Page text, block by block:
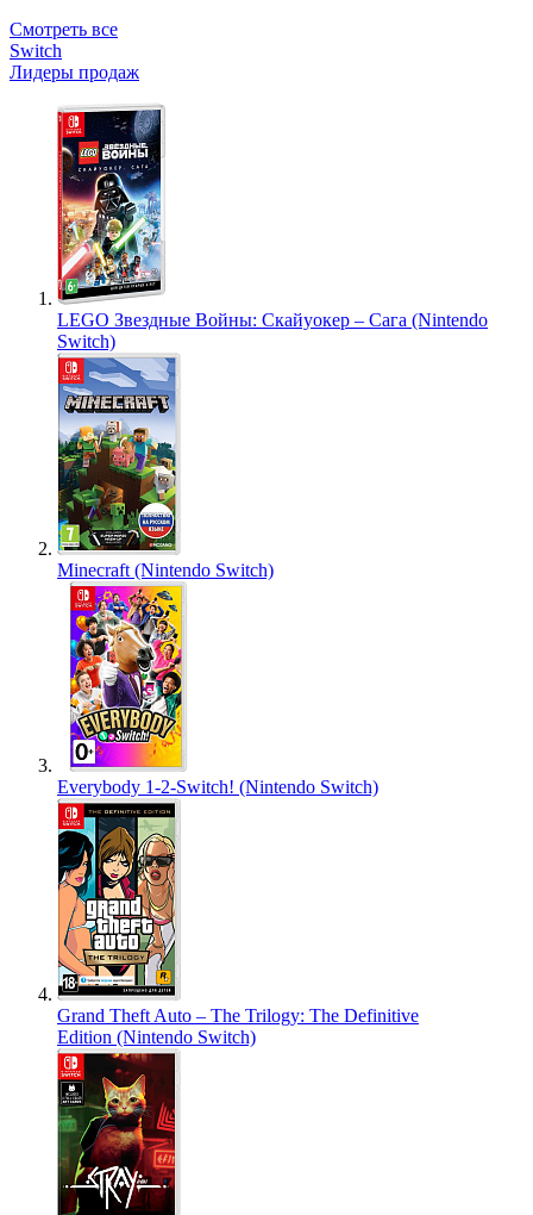
Смотреть все
Switch
Лидеры продаж
LEGO Звездные Войны: Скайуокер – Сага (Nintendo
Switch)
Minecraft (Nintendo Switch)
Everybody 1-2-Switch! (Nintendo Switch)
Grand Theft Auto – The Trilogy: The Definitive
Edition (Nintendo Switch)